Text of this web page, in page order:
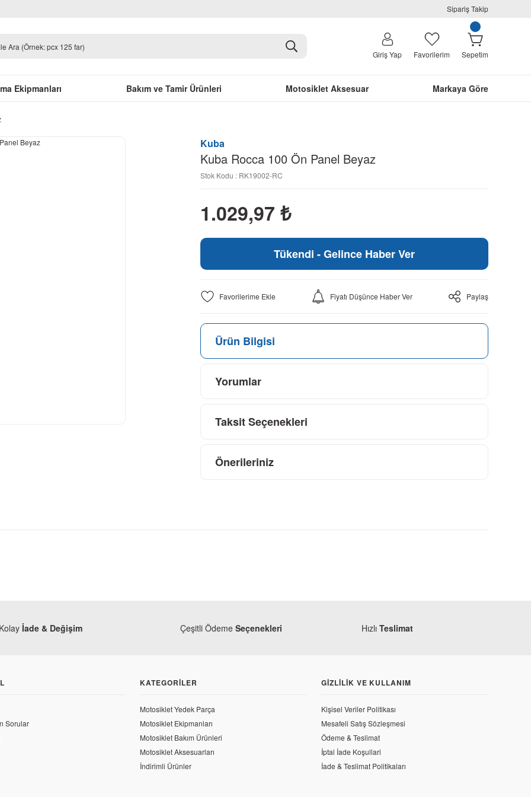
Sipariş Takip
Giriş Yap Favorilerim Sepetim
Ekipmanları Bakım ve Tamir Ürünleri Motosiklet Aksesuar Markaya Göre
Kuba
Kuba Rocca 100 Ön Panel Beyaz
Stok Kodu : RK19002-RC
1.029,97 ₺
Tükendi - Gelince Haber Ver
Fiyatı Düşünce Haber Ver Paylaş
Ürün Bilgisi
Yorumlar
Taksit Seçenekleri
Önerileriniz
Birleştirici
Kuba Rocca 100 Motor Alt Muhafaza
Kolay İade & Değişim Çeşitli Ödeme Seçenekleri Hızlı Teslimat
Sorular
KATEGORILER
Motosiklet Yedek Parça
Motosiklet Ekipmanları
Motosiklet Bakım Ürünleri
Motosiklet Aksesuarları
İndirimli Ürünler
GIZLILIK VE KULLANIM
Kişisel Veriler Politikası
Mesafeli Satış Sözleşmesi
Ödeme & Teslimat
İptal İade Koşullari
İade & Teslimat Politikaları